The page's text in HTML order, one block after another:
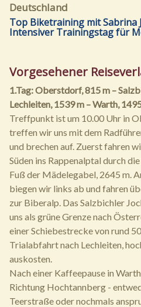
Deutschland
Top Biketraining mit Sabrina
Intensiver Trainingstag für
Vorgesehener
1.Tag: Oberstdorf, 815 m –
Lechleiten, 1539 m – Warth,
Treffpunkt ist um 10.00 Uhr in
treffen wir uns mit dem
und brechen auf. Zuerst fahren
Süden ins Rappenalptal durch
Fuß der Mädelegabel, 2645 m.
biegen wir links ab und fahren
zur Biberalp. Das Salzbichler
uns als grüne Grenze nach
einer Schiebestrecke von rund
Trialabfahrt nach Lechleiten,
auskosten.
Nach einer Kaffeepause in
Richtung Hochtannberg -
Teerstraße oder nochmals